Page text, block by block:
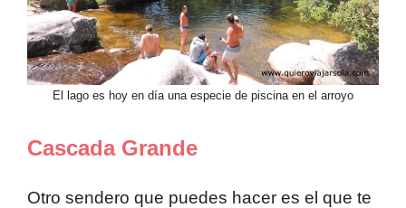
El lago es hoy en día una especie de piscina en el arroyo
Cascada Grande
Otro sendero que puedes hacer es el que te